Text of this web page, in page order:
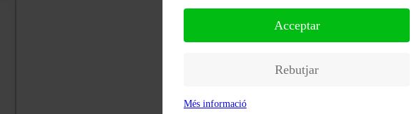
Acceptar
Rebutjar
Més informació